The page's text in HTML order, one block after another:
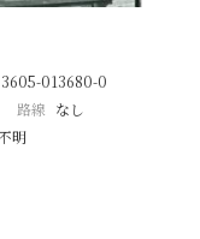
3605-013680-0
路線 なし
明